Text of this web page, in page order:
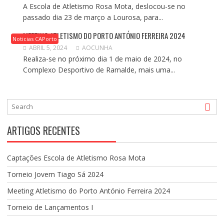
A Escola de Atletismo Rosa Mota, deslocou-se no
passado dia 23 de março a Lourosa, para...
Noticias CAPorto
MEETING ATLETISMO DO PORTO ANTÓNIO FERREIRA 2024
ABRIL 5, 2024 AOCUNHA
Realiza-se no próximo dia 1 de maio de 2024, no
Complexo Desportivo de Ramalde, mais uma...
ARTIGOS RECENTES
Captações Escola de Atletismo Rosa Mota
Torneio Jovem Tiago Sá 2024
Meeting Atletismo do Porto António Ferreira 2024
Torneio de Lançamentos I